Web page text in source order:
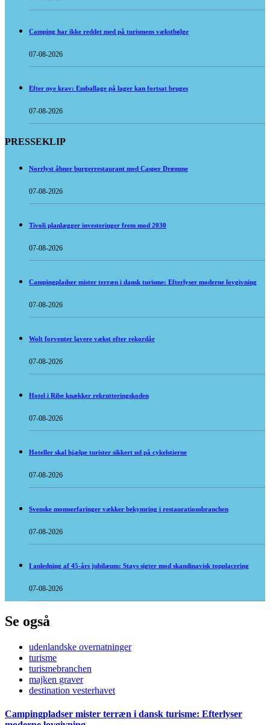
Camping har ikke reddet med på turismens vækstbølge
07-08-2026
Efter nye krav: Emballage på lager kan fortsat bruges
07-08-2026
PRESSEKLIP
Norrlyst åbner burgerrestaurant med Casper Drømme
07-08-2026
Tivoli planlægger investeringer frem mod 2030
07-08-2026
Campingpladser mister terræn i dansk turisme: Efterlyser moderne lovgivning
07-08-2026
Wolt forventer lavere vækst efter rekordår
07-08-2026
Hotel i Ribe knækker rekrutteringskoden
07-08-2026
Hoteller skal hjælpe turister sikkert ud på cykelstierne
07-08-2026
Svenske momserfaringer vækker bekymring i restaurationsbranchen
07-08-2026
I anledning af 45-års jubilæum: Stays sigter mod skandinavisk topplacering
07-08-2026
Se også
udenlandske overnatninger
turisme
turismebranchen
majken graver
destination vesterhavet
Campingpladser mister terræn i dansk turisme: Efterlyser